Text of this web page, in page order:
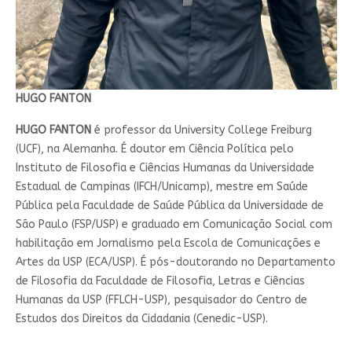
HUGO FANTON
HUGO FANTON é professor da University College Freiburg
(UCF), na Alemanha. É doutor em Ciência Política pelo
Instituto de Filosofia e Ciências Humanas da Universidade
Estadual de Campinas (IFCH/Unicamp), mestre em Saúde
Pública pela Faculdade de Saúde Pública da Universidade de
São Paulo (FSP/USP) e graduado em Comunicação Social com
habilitação em Jornalismo pela Escola de Comunicações e
Artes da USP (ECA/USP). É pós-doutorando no Departamento
de Filosofia da Faculdade de Filosofia, Letras e Ciências
Humanas da USP (FFLCH-USP), pesquisador do Centro de
Estudos dos Direitos da Cidadania (Cenedic-USP).